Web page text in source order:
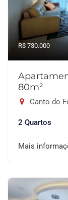
R$ 730.000
80m²
Canto do
2 Quartos
Mais